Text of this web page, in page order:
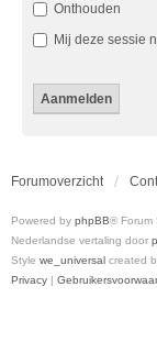
Onthouden
Mij deze sessie
Forumoverzicht
Powered by phpBB® Forum
Nederlandse vertaling door
Style we_universal created
Privacy |